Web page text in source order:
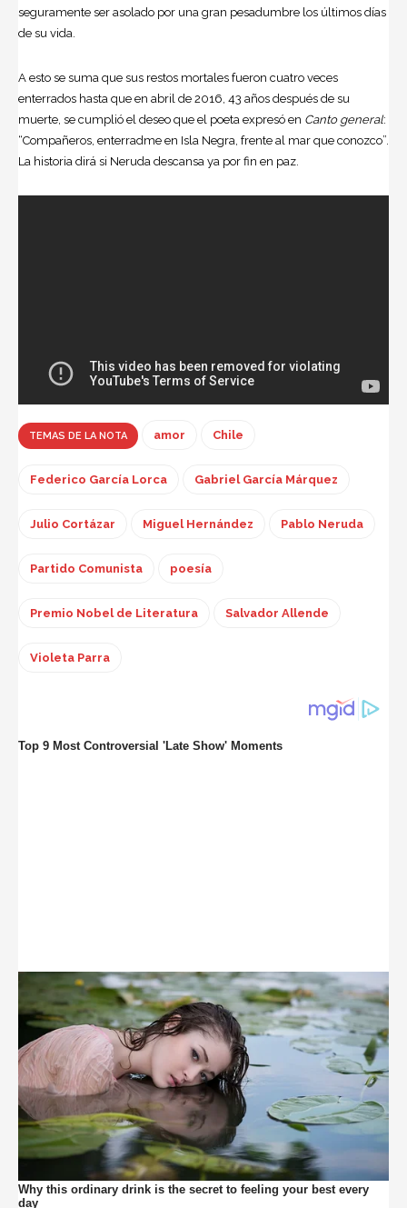
seguramente ser asolado por una gran pesadumbre los últimos días
de su vida.
A esto se suma que sus restos mortales fueron cuatro veces
enterrados hasta que en abril de 2016, 43 años después de su
muerte, se cumplió el deseo que el poeta expresó en Canto general:
“Compañeros, enterradme en Isla Negra, frente al mar que conozco”.
La historia dirá si Neruda descansa ya por fin en paz.
TEMAS DE LA NOTA amor Chile
Federico García Lorca Gabriel García Márquez
Julio Cortázar Miguel Hernández Pablo Neruda
Partido Comunista poesía
Premio Nobel de Literatura Salvador Allende
Violeta Parra